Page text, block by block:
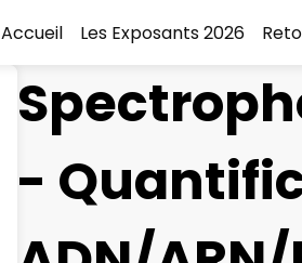
Accueil Les Exposants 2026
-